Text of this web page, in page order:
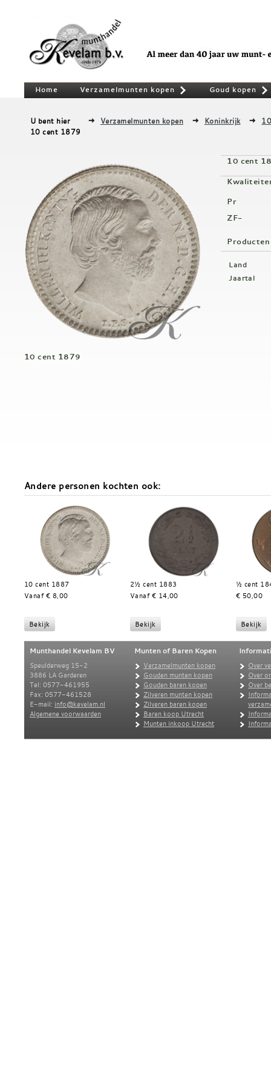
Home Verzamelmunten kopen Goud kopen
U bent hier Verzamelmunten kopen Koninkrijk
10 cent 1879
10 cent 1879
10 cent
Pr
ZF-
Land
Jaartal
Andere personen kochten ook:
10 cent 1887
Vanaf € 8,00
2½ cent 1883
Vanaf € 14,00
½ cent
€ 50,00
Munthandel Kevelam BV
Speulderweg 15-2
3886 LA Garderen
Tel: 0577-461955
Fax: 0577-461528
E-mail: info@kevelam.nl
Algemene voorwaarden
Munten of Baren Kopen
Verzamelmunten kopen
Gouden munten kopen
Gouden baren kopen
Zilveren munten kopen
Zilveren baren kopen
Baren koop Utrecht
Munten inkoop Utrecht
Over
Over
Over